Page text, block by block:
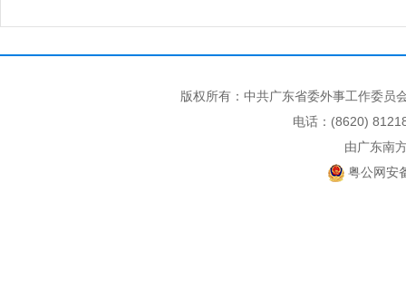
版权所有：中共广东省委外事工作委
电话：(8620)
由广东南
粤公网安